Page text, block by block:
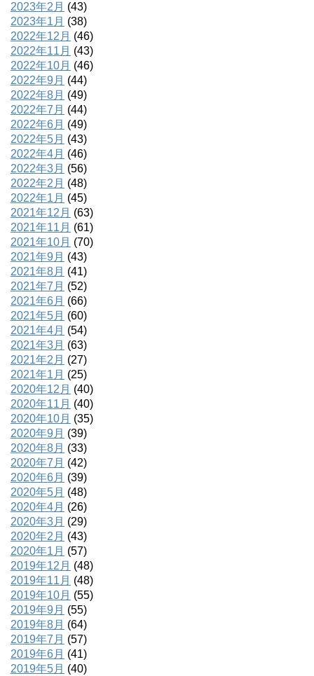
2023年2月 (43)
2023年1月 (38)
2022年12月 (46)
2022年11月 (43)
2022年10月 (46)
2022年9月 (44)
2022年8月 (49)
2022年7月 (44)
2022年6月 (49)
2022年5月 (43)
2022年4月 (46)
2022年3月 (56)
2022年2月 (48)
2022年1月 (45)
2021年12月 (63)
2021年11月 (61)
2021年10月 (70)
2021年9月 (43)
2021年8月 (41)
2021年7月 (52)
2021年6月 (66)
2021年5月 (60)
2021年4月 (54)
2021年3月 (63)
2021年2月 (27)
2021年1月 (25)
2020年12月 (40)
2020年11月 (40)
2020年10月 (35)
2020年9月 (39)
2020年8月 (33)
2020年7月 (42)
2020年6月 (39)
2020年5月 (48)
2020年4月 (26)
2020年3月 (29)
2020年2月 (43)
2020年1月 (57)
2019年12月 (48)
2019年11月 (48)
2019年10月 (55)
2019年9月 (55)
2019年8月 (64)
2019年7月 (57)
2019年6月 (41)
2019年5月 (40)